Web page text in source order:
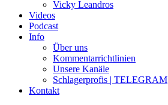
Vicky Leandros
Videos
Podcast
Info
Über uns
Kommentarrichtlinien
Unsere Kanäle
Schlagerprofis | TELEGRAM
Kontakt